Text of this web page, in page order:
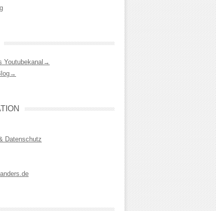
Youtubekanal→
Datenschutz